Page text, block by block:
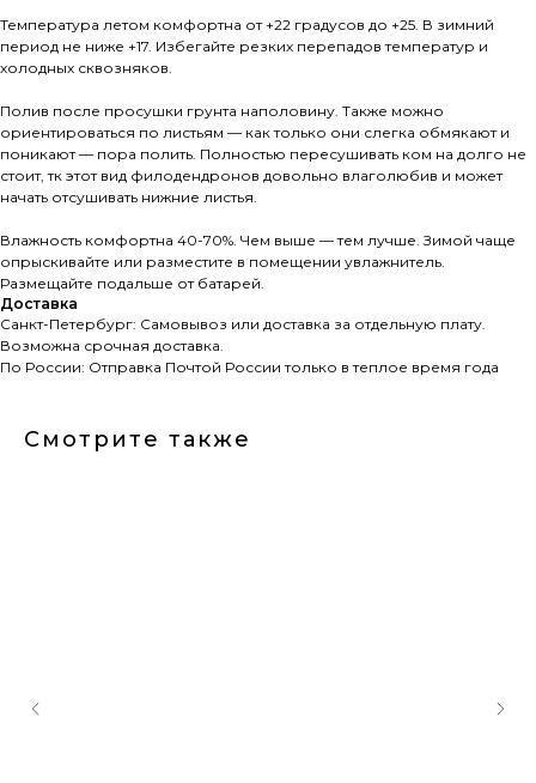
Температура летом комфортна от +22 градусов до +25. В зимний
период не ниже +17. Избегайте резких перепадов температур и
холодных сквозняков.
Полив после просушки грунта наполовину. Также можно
ориентироваться по листьям — как только они слегка обмякают и
поникают — пора полить. Полностью пересушивать ком на долго не
стоит, тк этот вид филодендронов довольно влаголюбив и может
начать отсушивать нижние листья.
Влажность комфортна 40-70%. Чем выше — тем лучше. Зимой чаще
опрыскивайте или разместите в помещении увлажнитель.
Размещайте подальше от батарей.
Доставка
Санкт-Петербург: Самовывоз или доставка за отдельную плату.
Возможна срочная доставка.
По России: Отправка Почтой России только в теплое время года
Смотрите также